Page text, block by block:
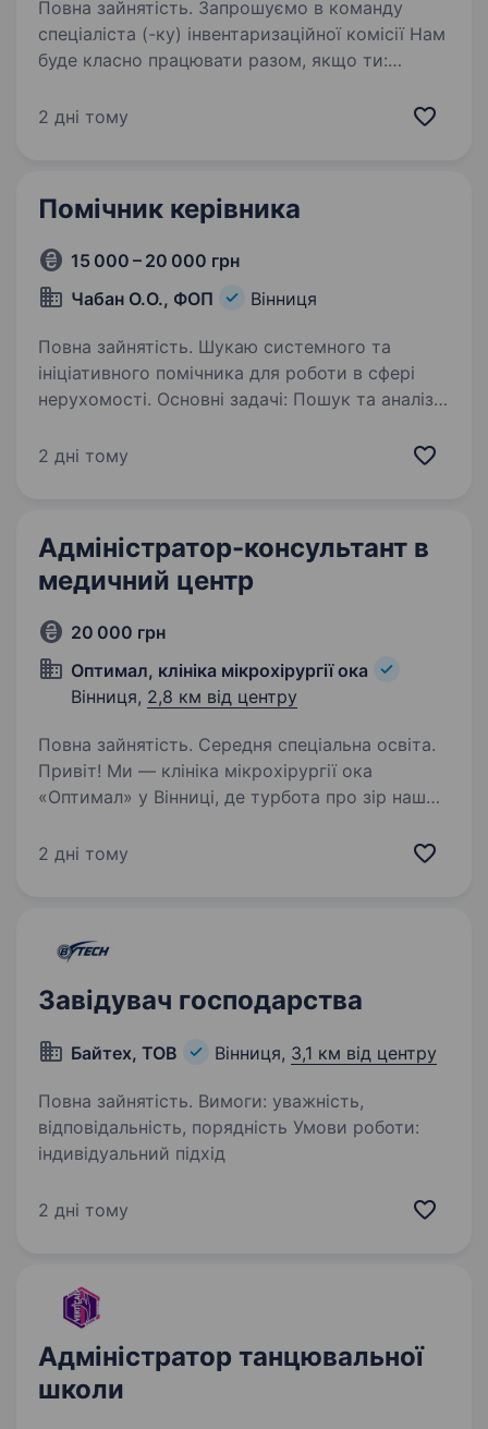
Повна зайнятість. Запрошуємо в команду
спеціаліста (-ку) інвентаризаційної комісії Нам
буде класно працювати разом, якщо ти:
професію; завершуєш навчання чи вже маєш
2 дні тому
Помічник керівника
15 000 – 20 000 грн
Чабан О.О., ФОП
Вінниця
Повна зайнятість. Шукаю системного та
ініціативного помічника для роботи в сфері
нерухомості. Основні задачі: Пошук та аналіз
комерція) Комунікація з власниками, агентами,
2 дні тому
Адміністратор-консультант в
медичний центр
20 000 грн
Оптимал, клініка мікрохірургії ока
Вінниця, 2,8 км від центру
Повна зайнятість. Середня спеціальна освіта.
Привіт! Ми — клініка мікрохірургії ока
«Оптимал» у Вінниці, де турбота про зір наших
приєднатися до нашої дружньої команди
2 дні тому
Завідувач господарства
Байтех, ТОВ Вінниця, 3,1 км від центру
Повна зайнятість. Вимоги: уважність,
відповідальність, порядність Умови роботи:
індивідуальний підхід
2 дні тому
Адміністратор танцювальної
школи